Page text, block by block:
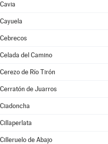
Cavia
Cayuela
Cebrecos
Celada del Camino
Cerezo de Río Tirón
Cerratón de Juarros
Ciadoncha
Cillaperlata
Cilleruelo de Abajo